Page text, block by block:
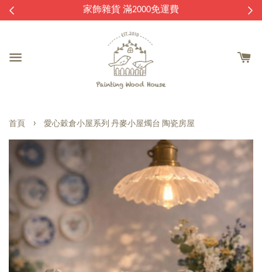
家飾雜貨 滿2000免運費
首頁 › 愛心穀倉小屋系列 丹麥小屋燭台 陶瓷房屋